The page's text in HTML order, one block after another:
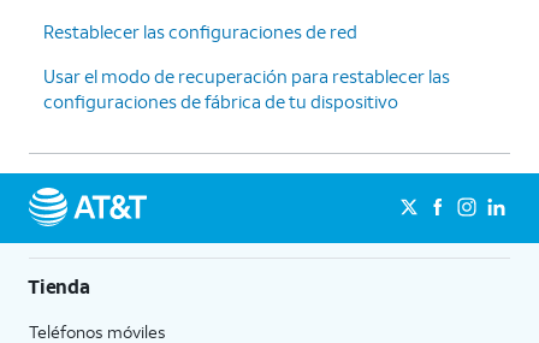
Restablecer las configuraciones de red
Usar el modo de recuperación para restablecer las
configuraciones de fábrica de tu dispositivo
Tienda
Teléfonos móviles